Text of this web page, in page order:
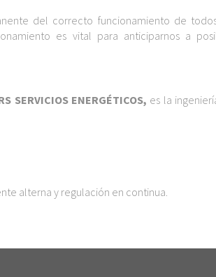
del correcto funcionamiento de
es vital para anticiparnos a
SERVICIOS ENERGÉTICOS, es la
alterna y regulación en continua.